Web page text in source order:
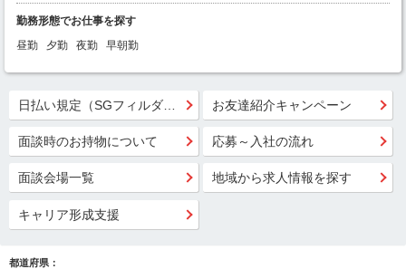
勤務形態でお仕事を探す
昼勤
夕勤 夜勤 早朝勤
お友達紹介キャンペーン
面談時のお持物について 応募～入社の流れ
面談会場一覧 地域から求人情報を探す
キャリア形成支援
都道府県：